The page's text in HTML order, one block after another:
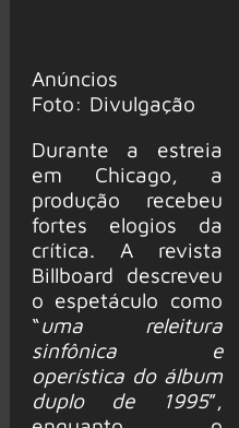
Anúncios
Foto: Divulgação
Durante a estreia
em Chicago, a
produção recebeu
fortes elogios da
crítica. A revista
Billboard descreveu
o espetáculo como
“uma releitura
sinfônica e
operística do álbum
duplo de 1995”,